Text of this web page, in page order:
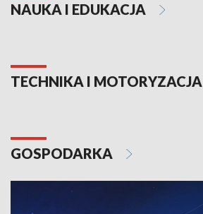
NAUKA I EDUKACJA
TECHNIKA I MOTORYZACJA
GOSPODARKA